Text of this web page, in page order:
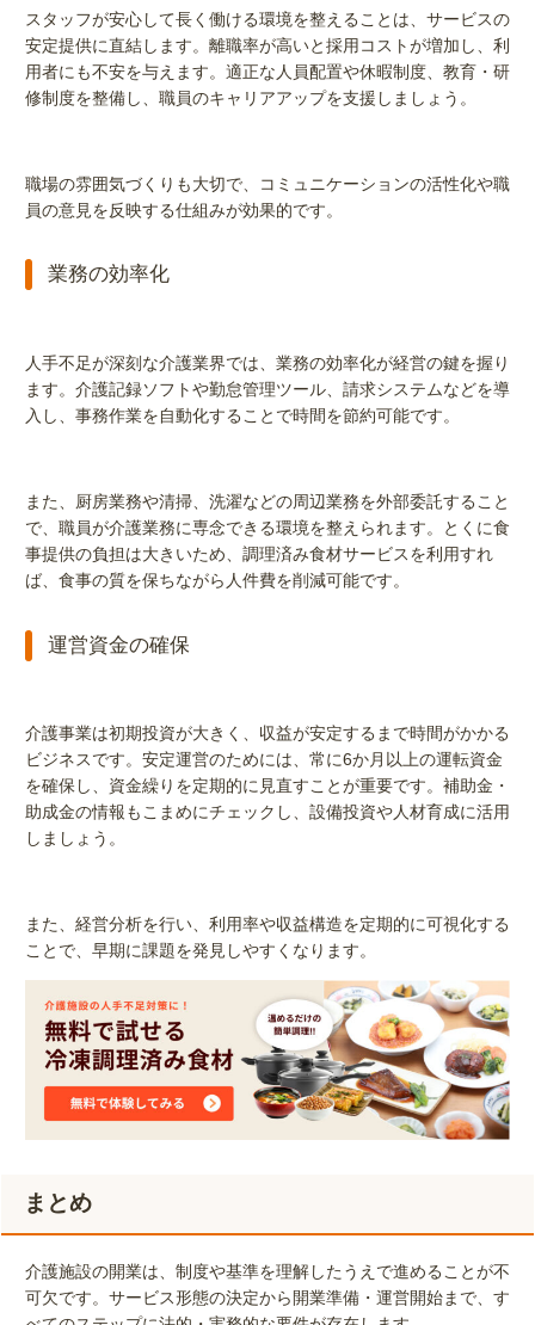
スタッフが安心して長く働ける環境を整えることは、サービスの
安定提供に直結します。離職率が高いと採用コストが増加し、利
用者にも不安を与えます。適正な人員配置や休暇制度、教育・研
修制度を整備し、職員のキャリアアップを支援しましょう。
職場の雰囲気づくりも大切で、コミュニケーションの活性化や職
員の意見を反映する仕組みが効果的です。
業務の効率化
人手不足が深刻な介護業界では、業務の効率化が経営の鍵を握り
ます。介護記録ソフトや勤怠管理ツール、請求システムなどを導
入し、事務作業を自動化することで時間を節約可能です。
また、厨房業務や清掃、洗濯などの周辺業務を外部委託すること
で、職員が介護業務に専念できる環境を整えられます。とくに食
事提供の負担は大きいため、調理済み食材サービスを利用すれ
ば、食事の質を保ちながら人件費を削減可能です。
運営資金の確保
介護事業は初期投資が大きく、収益が安定するまで時間がかかる
ビジネスです。安定運営のためには、常に6か月以上の運転資金
を確保し、資金繰りを定期的に見直すことが重要です。補助金・
助成金の情報もこまめにチェックし、設備投資や人材育成に活用
しましょう。
また、経営分析を行い、利用率や収益構造を定期的に可視化する
ことで、早期に課題を発見しやすくなります。
まとめ
介護施設の開業は、制度や基準を理解したうえで進めることが不
可欠です。サービス形態の決定から開業準備・運営開始まで、す